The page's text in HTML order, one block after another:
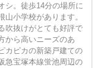
シ。徒歩14分の場所に
山小学校があります。
吹抜けがとても好評で
から高いニーズのあ
カピカの新築戸建ての
急宝塚本線蛍池周辺の